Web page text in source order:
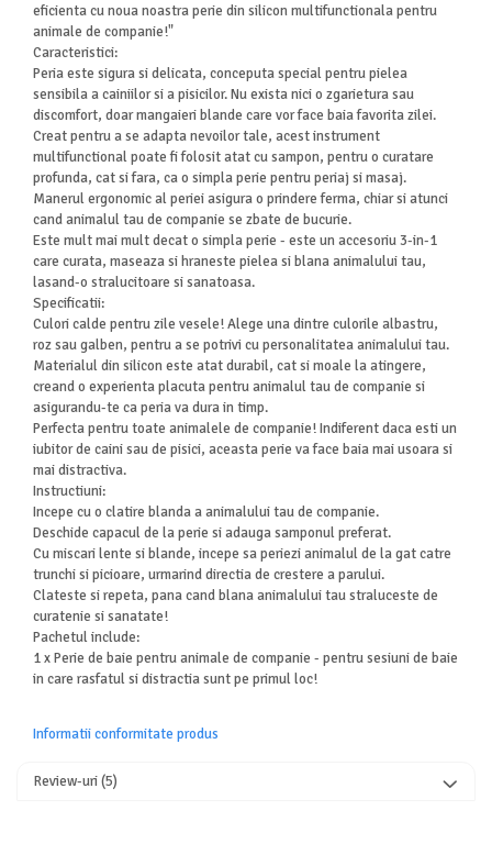
eficienta cu noua noastra perie din silicon multifunctionala pentru
animale de companie!"
Caracteristici:
Peria este sigura si delicata, conceputa special pentru pielea
sensibila a cainiilor si a pisicilor. Nu exista nici o zgarietura sau
discomfort, doar mangaieri blande care vor face baia favorita zilei.
Creat pentru a se adapta nevoilor tale, acest instrument
multifunctional poate fi folosit atat cu sampon, pentru o curatare
profunda, cat si fara, ca o simpla perie pentru periaj si masaj.
Manerul ergonomic al periei asigura o prindere ferma, chiar si atunci
cand animalul tau de companie se zbate de bucurie.
Este mult mai mult decat o simpla perie - este un accesoriu 3-in-1
care curata, maseaza si hraneste pielea si blana animalului tau,
lasand-o stralucitoare si sanatoasa.
Specificatii:
Culori calde pentru zile vesele! Alege una dintre culorile albastru,
roz sau galben, pentru a se potrivi cu personalitatea animalului tau.
Materialul din silicon este atat durabil, cat si moale la atingere,
creand o experienta placuta pentru animalul tau de companie si
asigurandu-te ca peria va dura in timp.
Perfecta pentru toate animalele de companie! Indiferent daca esti un
iubitor de caini sau de pisici, aceasta perie va face baia mai usoara si
mai distractiva.
Instructiuni:
Incepe cu o clatire blanda a animalului tau de companie.
Deschide capacul de la perie si adauga samponul preferat.
Cu miscari lente si blande, incepe sa periezi animalul de la gat catre
trunchi si picioare, urmarind directia de crestere a parului.
Clateste si repeta, pana cand blana animalului tau straluceste de
curatenie si sanatate!
Pachetul include:
1 x Perie de baie pentru animale de companie - pentru sesiuni de baie
in care rasfatul si distractia sunt pe primul loc!
Informatii conformitate produs
Review-uri(5)